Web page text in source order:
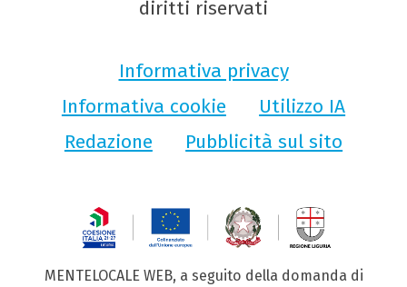
diritti riservati
Informativa privacy
Informativa cookie
Utilizzo IA
Redazione
Pubblicità sul sito
MENTELOCALE WEB, a seguito della domanda di